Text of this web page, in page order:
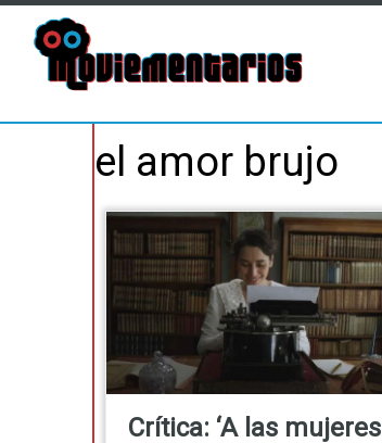
el amor brujo
Crítica: ‘A las mujeres